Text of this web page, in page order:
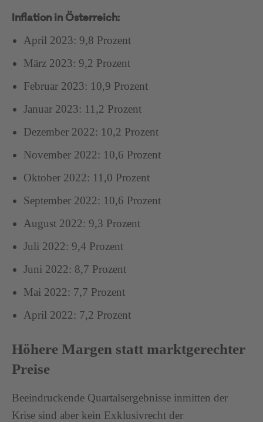
Inflation in Österreich:
April 2023: 9,8 Prozent
März 2023: 9,2 Prozent
Februar 2023: 10,9 Prozent
Januar 2023: 11,2 Prozent
Dezember 2022: 10,2 Prozent
November 2022: 10,6 Prozent
Oktober 2022: 11,0 Prozent
September 2022: 10,6 Prozent
August 2022: 9,3 Prozent
Juli 2022: 9,4 Prozent
Juni 2022: 8,7 Prozent
Mai 2022: 7,7 Prozent
April 2022: 7,2 Prozent
Höhere Margen statt marktgerechter
Preise
Beeindruckende Quartalsergebnisse inmitten der
Krise sind aber kein Exklusivrecht der